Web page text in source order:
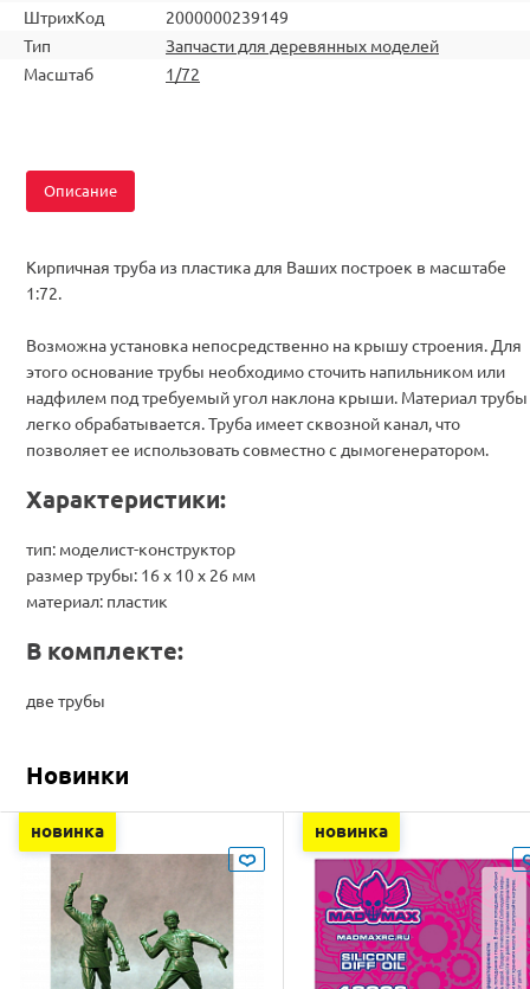
ШтрихКод
2000000239149
Тип
Запчасти для деревянных моделей
Масштаб
1/72
Описание
Кирпичная труба из пластика для Ваших построек в масштабе
1:72.
Возможна установка непосредственно на крышу строения. Для
этого основание трубы необходимо сточить напильником или
надфилем под требуемый угол наклона крыши. Материал трубы
легко обрабатывается. Труба имеет сквозной канал, что
позволяет ее использовать совместно с дымогенератором.
Характеристики:
тип: моделист-конструктор
размер трубы: 16 х 10 х 26 мм
материал: пластик
В комплекте:
две трубы
Новинки
новинка новинка